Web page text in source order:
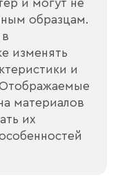
и могут не
образцам.
изменять
и
материалов
их